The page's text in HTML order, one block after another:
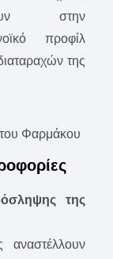
στην
προφίλ
της
της
αναστέλλουν